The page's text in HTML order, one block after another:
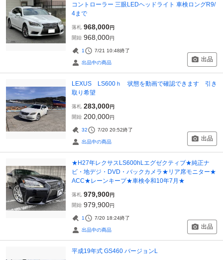
コントローラー 三眼LEDヘッドライト 車検ロングR9/
4まで
落札 968,000円
開始 968,000円
1 7/21 10:48終了
出品中の商品 出品
LEXUS LS600ｈ 状態を動画で確認できます 引き
取り希望
落札 283,000円
開始 200,000円
32 7/20 20:52終了
出品中の商品 出品
★H27年レクサスLS600hLエグゼクティブ★純正ナ
ビ・地デジ・DVD・バックカメラ★リア席モニター★
ACC★レーンキープ★車検令和10年7月★
落札 979,900円
開始 979,900円
1 7/20 18:24終了
出品中の商品 出品
平成19年式 GS460 バージョンL